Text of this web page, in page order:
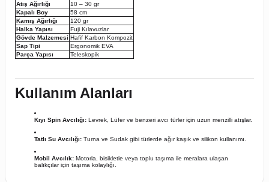
Atış Ağırlığı
10 – 30 gr
Kapalı Boy
58 cm
Kamış Ağırlığı
120 gr
Halka Yapısı
Fuji Kılavuzlar
Gövde Malzemesi Hafif Karbon Kompozit
Sap Tipi
Ergonomik EVA
Parça Yapısı
Teleskopik
Kullanım Alanları
Kıyı Spin Avcılığı: Levrek, Lüfer ve benzeri avcı türler için uzun menzilli atışlar.
Tatlı Su Avcılığı: Turna ve Sudak gibi türlerde ağır kaşık ve silikon kullanımı.
Mobil Avcılık: Motorla,
bisikletle veya toplu taşıma ile meralara ulaşan
balıkçılar için taşıma kolaylığı.